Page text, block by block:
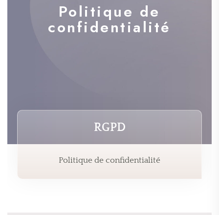
Politique de
confidentialité
RGPD
Politique de confidentialité